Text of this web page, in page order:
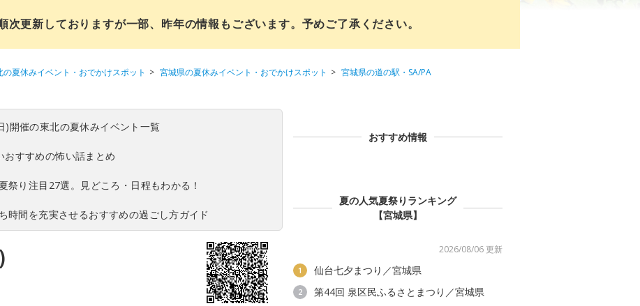
次更新しておりますが一部、昨年の情報もございます。予めご了承ください。
の夏休みイベント・おでかけスポット 宮城県の夏休みイベント・おでかけスポット
宮城県の道の駅・SA/PA
開催の東北の夏休みイベント一覧
おすすめの怖い話まとめ
祭り注目27選。見どころ・日程もわかる！
時間を充実させるおすすめの過ごし方ガイド
おすすめ情報
夏の人気夏祭りランキング
【宮城県】
2026/08/06 更新
1 仙台七夕まつり／宮城県
2 第44回 泉区民ふるさとまつり／宮城県